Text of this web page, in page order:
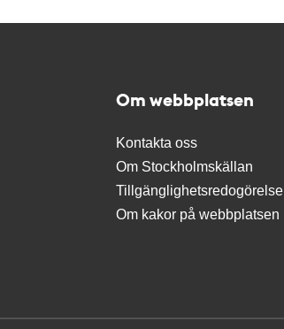
Om webbplatsen
Kontakta oss
Om Stockholmskällan
Tillgänglighetsredogörelse
Om kakor på webbplatsen